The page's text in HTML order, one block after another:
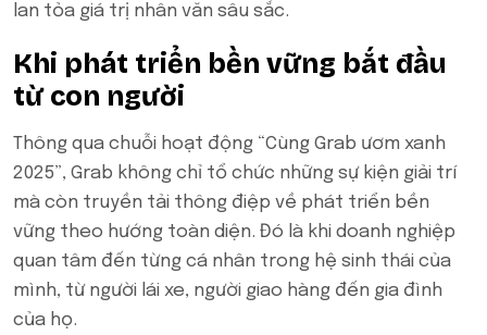
lan tỏa giá trị nhân văn sâu sắc.
Khi phát triển bền vững bắt đầu
từ con người
Thông qua chuỗi hoạt động “Cùng Grab ươm xanh
2025”, Grab không chỉ tổ chức những sự kiện giải trí
mà còn truyền tải thông điệp về phát triển bền
vững theo hướng toàn diện. Đó là khi doanh nghiệp
quan tâm đến từng cá nhân trong hệ sinh thái của
mình, từ người lái xe, người giao hàng đến gia đình
của họ.